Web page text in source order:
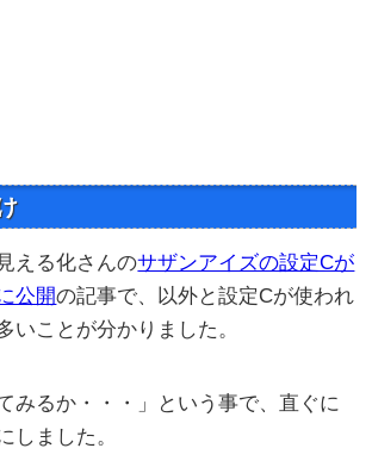
える化さんのサザンアイズの設定Cが
公開の記事で、以外と設定Cが使われ
いことが分かりました。
みるか・・・」という事で、直ぐに
しました。